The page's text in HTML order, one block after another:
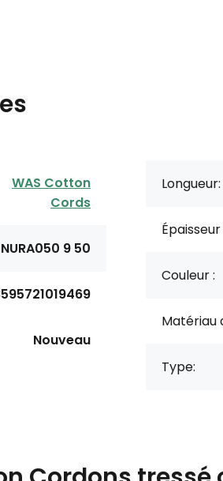
WAS Cotton
Cords
9 50
Nouveau
Longueur:
Couleur :
Matériau
Type: